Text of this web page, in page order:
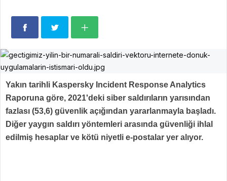
Yakın tarihli Kaspersky Incident Response Analytics
Raporuna göre, 2021'deki siber saldırıların yarısından
fazlası (53,6) güvenlik açığından yararlanmayla başladı.
Diğer yaygın saldırı yöntemleri arasında güvenliği ihlal
edilmiş hesaplar ve kötü niyetli e-postalar yer alıyor.